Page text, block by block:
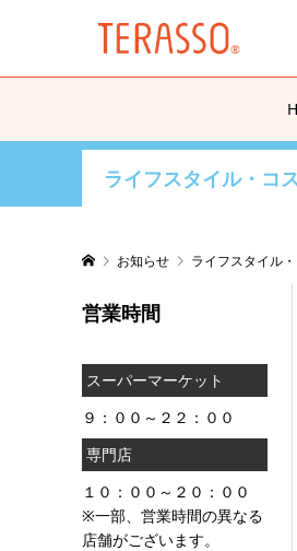
ライフスタイル・コ
お知らせ ライフスタイル
営業時間
スーパーマーケット
９：００～２２：００
専門店
１０：００～２０：００
※一部、営業時間の異なる
店舗がございます。